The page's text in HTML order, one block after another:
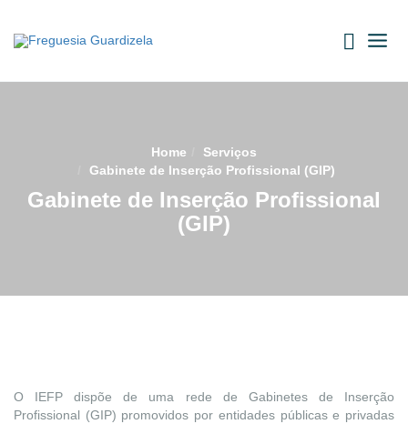
content
Home
Serviços
Gabinete de Inserção Profissional (GIP)
Gabinete de Inserção Profissional
(GIP)
O IEFP dispõe de uma rede de Gabinetes de Inserção
Profissional (GIP) promovidos por entidades públicas e privadas